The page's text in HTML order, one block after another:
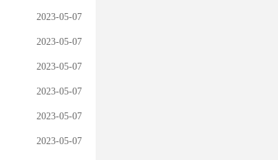
2023-05-07
2023-05-07
2023-05-07
2023-05-07
2023-05-07
2023-05-07